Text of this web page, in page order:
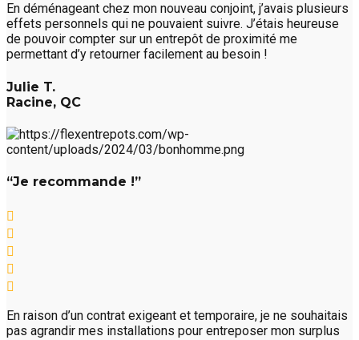
En déménageant chez mon nouveau conjoint, j’avais plusieurs
effets personnels qui ne pouvaient suivre. J’étais heureuse
de pouvoir compter sur un entrepôt de proximité me
permettant d’y retourner facilement au besoin !
Julie T.
Racine, QC
“Je recommande !”
En raison d’un contrat exigeant et temporaire, je ne souhaitais
pas agrandir mes installations pour entreposer mon surplus